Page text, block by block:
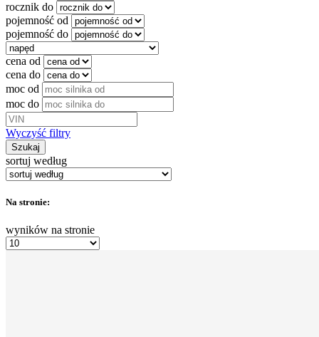
rocznik do
pojemność od
pojemność do
cena od
cena do
moc od
moc do
Wyczyść filtry
Szukaj
sortuj według
Na stronie:
wyników na stronie